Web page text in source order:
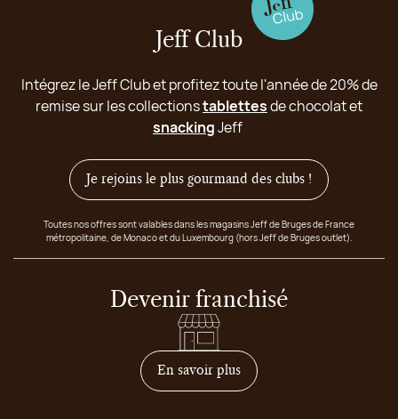
Jeff Club
Intégrez le Jeff Club et profitez toute l'année de 20% de
remise sur les collectionstablettesde chocolat et
snackingJeff
Je rejoins le plus gourmand des clubs !
Toutes nos offres sont valables dans les magasins Jeff de Bruges de France
métropolitaine, de Monaco et du Luxembourg (hors Jeff de Bruges outlet).
Devenir franchisé
En savoir plussur comment devenir